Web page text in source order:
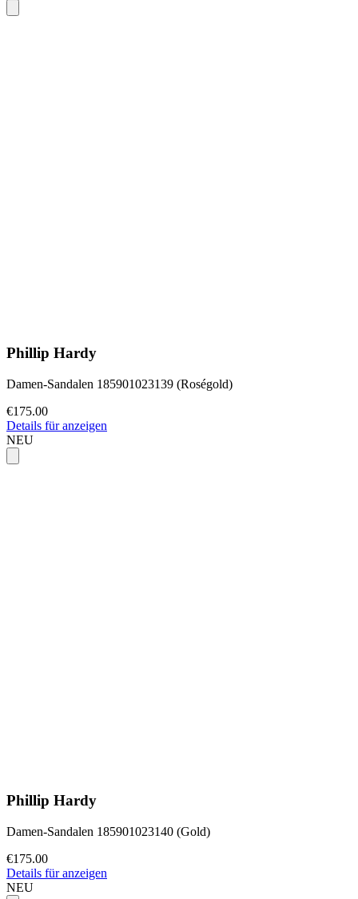
Phillip Hardy
Damen-Sandalen 185901023139 (Roségold)
€175.00
Details für anzeigen
NEU
Phillip Hardy
Damen-Sandalen 185901023140 (Gold)
€175.00
Details für anzeigen
NEU